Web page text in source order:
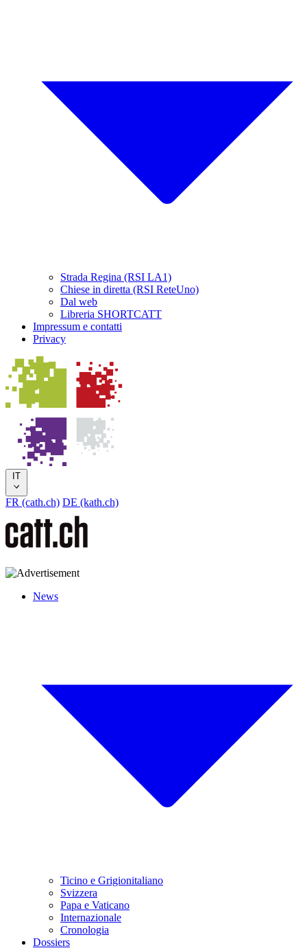
Strada Regina (RSI LA1)
Chiese in diretta (RSI ReteUno)
Dal web
Libreria SHORTCATT
Impressum e contatti
Privacy
IT
FR (cath.ch) DE (kath.ch)
News
Ticino e Grigionitaliano
Svizzera
Papa e Vaticano
Internazionale
Cronologia
Dossiers